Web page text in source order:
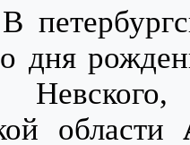
дня
области